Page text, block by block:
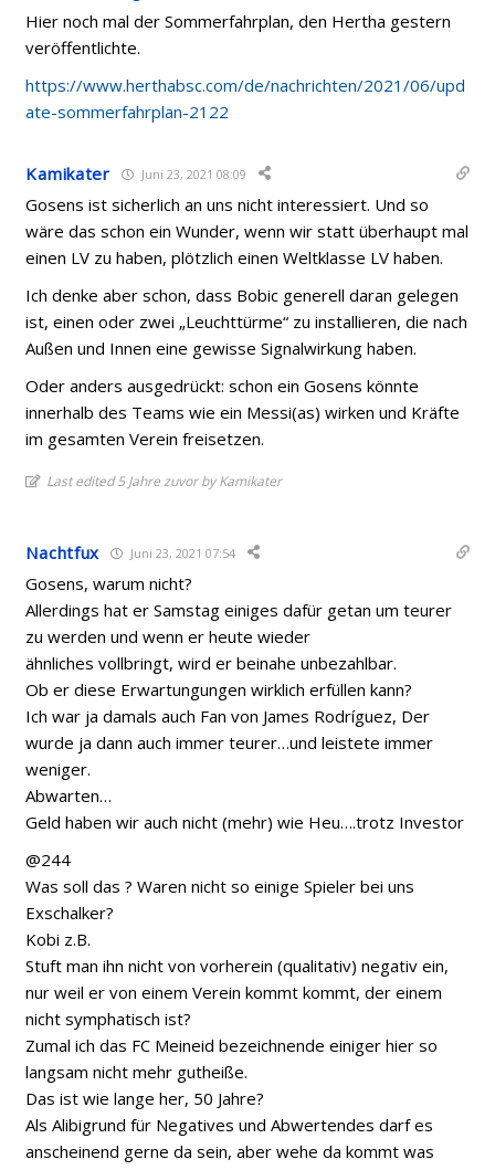
Hier noch mal der Sommerfahrplan, den Hertha gestern
veröffentlichte.
https://www.herthabsc.com/de/nachrichten/2021/06/upd
ate-sommerfahrplan-2122
Kamikater Juni 23, 2021 08:09
Gosens ist sicherlich an uns nicht interessiert. Und so
wäre das schon ein Wunder, wenn wir statt überhaupt mal
einen LV zu haben, plötzlich einen Weltklasse LV haben.
Ich denke aber schon, dass Bobic generell daran gelegen
ist, einen oder zwei „Leuchttürme“ zu installieren, die nach
Außen und Innen eine gewisse Signalwirkung haben.
Oder anders ausgedrückt: schon ein Gosens könnte
innerhalb des Teams wie ein Messi(as) wirken und Kräfte
im gesamten Verein freisetzen.
Last edited 5 Jahre zuvor by Kamikater
Nachtfux Juni 23, 2021 07:54
Gosens, warum nicht?
Allerdings hat er Samstag einiges dafür getan um teurer
zu werden und wenn er heute wieder
ähnliches vollbringt, wird er beinahe unbezahlbar.
Ob er diese Erwartungungen wirklich erfüllen kann?
Ich war ja damals auch Fan von James Rodríguez, Der
wurde ja dann auch immer teurer…und leistete immer
weniger.
Abwarten…
Geld haben wir auch nicht (mehr) wie Heu….trotz Investor
@244
Was soll das ? Waren nicht so einige Spieler bei uns
Exschalker?
Kobi z.B.
Stuft man ihn nicht von vorherein (qualitativ) negativ ein,
nur weil er von einem Verein kommt kommt, der einem
nicht symphatisch ist?
Zumal ich das FC Meineid bezeichnende einiger hier so
langsam nicht mehr gutheiße.
Das ist wie lange her, 50 Jahre?
Als Alibigrund für Negatives und Abwertendes darf es
anscheinend gerne da sein, aber wehe da kommt was